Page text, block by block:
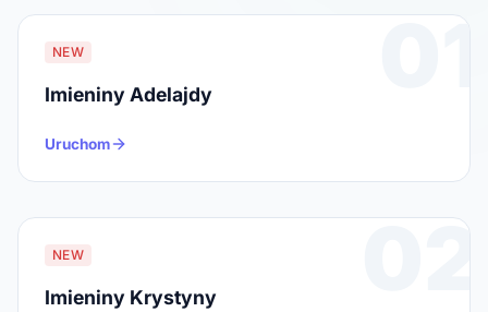
01
NEW
Imieniny Adelajdy
Uruchom
02
NEW
Imieniny Krystyny